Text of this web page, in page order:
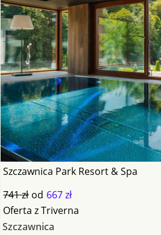
Szczawnica Park Resort & Spa
741 zł od 667 zł
Oferta zTriverna
Szczawnica